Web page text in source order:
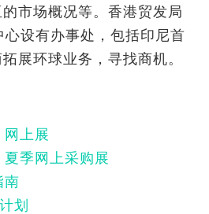
市场概况等。香港贸发局
设有办事处，包括印尼首
展环球业务，寻找商机。
网上展
夏季网上采购展
南
划